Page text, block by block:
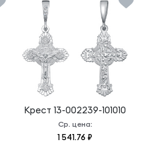
Крест 13-002239-101010
Ср. цена:
1 541.76 ₽